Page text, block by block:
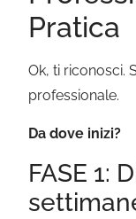
Pratica
Ok, ti riconosci.
professionale.
Da dove inizi?
FASE 1: